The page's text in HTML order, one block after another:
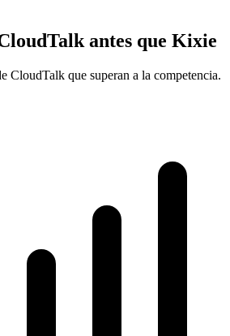
antes que Kixie
CloudTalk que superan a la competencia.